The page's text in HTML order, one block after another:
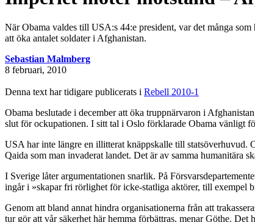
När Obama valdes till USA:s 44:e president, var det många
att öka antalet soldater i Afghanistan.
Sebastian Malmberg
8 februari, 2010
Denna text har tidigare publicerats i Rebell 2010-1
Obama beslutade i december att öka truppnärvaron i
slut för ockupationen. I sitt tal i Oslo förklarade Obama vänligt
USA har inte längre en illitterat knäppskalle till statsöverhuvud.
Qaida som man invaderat landet. Det är av samma humanitära
I Sverige låter argumentationen snarlik. På
ingår i »skapar fri rörlighet för icke-statliga aktörer, till exempel
Genom att bland annat hindra organisationerna från att
tur gör att vår säkerhet här hemma förbättras, menar Göthe.